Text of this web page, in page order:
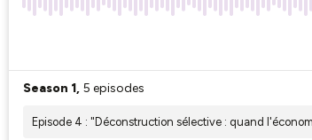
Season 1, 5 episodes
Episode 4 : "Déconstruction sélective : quand